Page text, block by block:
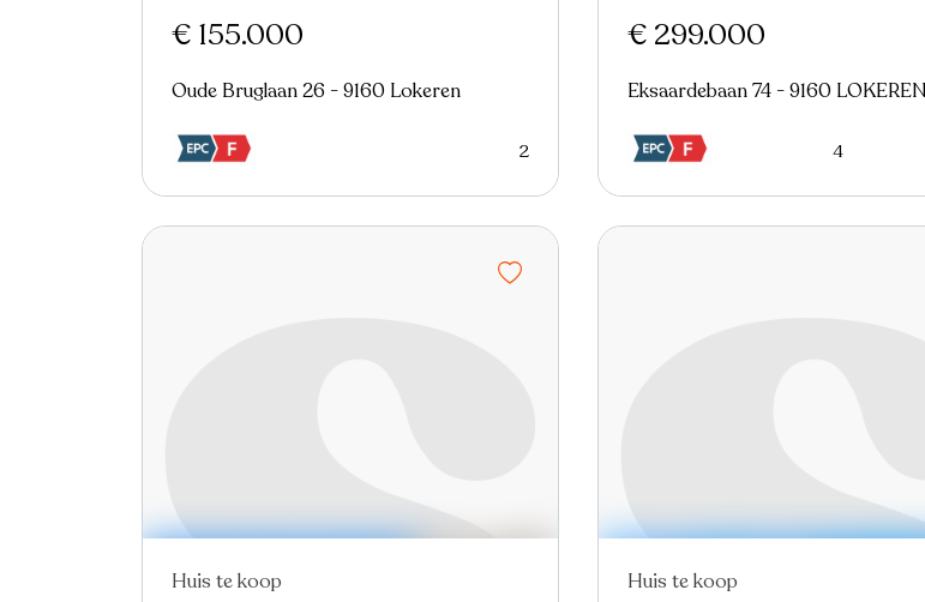
€ 155.000
Oude Bruglaan 26 - 9160 Lokeren
2
€ 299.000
Eksaardebaan 74 - 9160 LOKEREN
4
Huis te koop Huis te koop